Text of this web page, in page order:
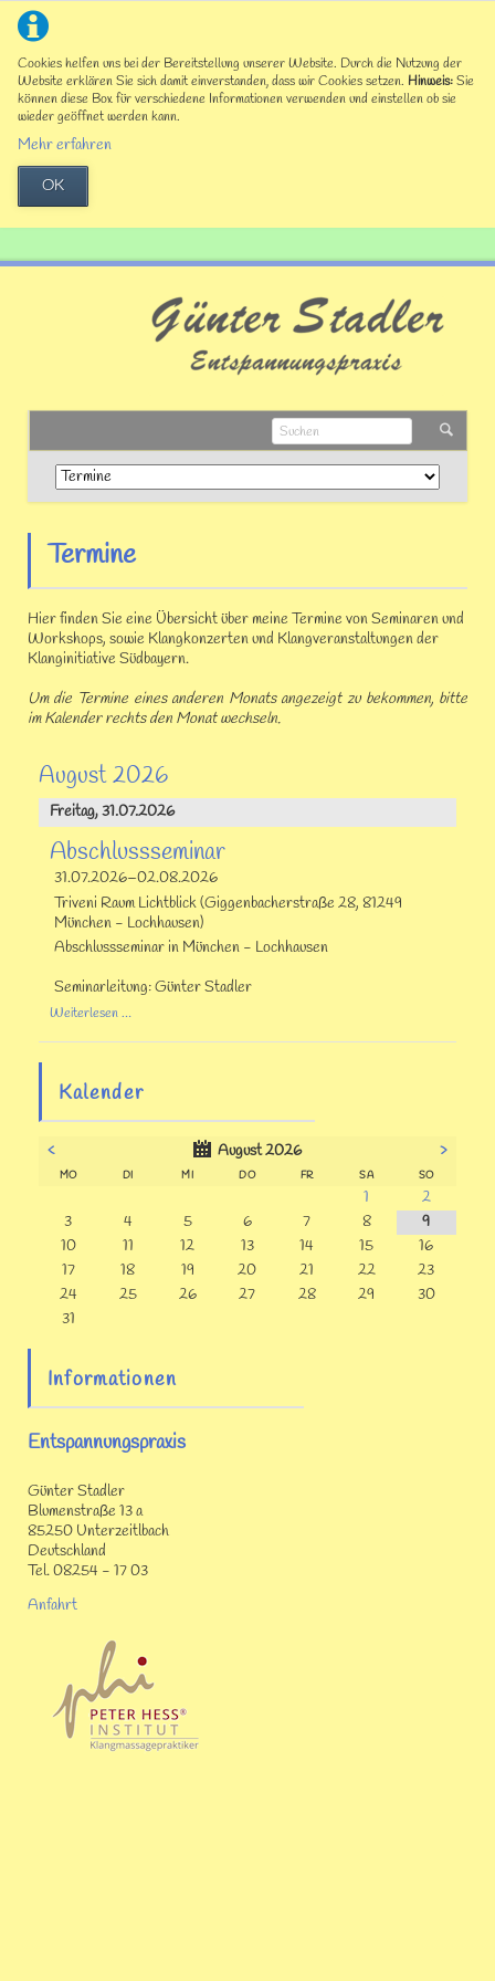
Cookies helfen uns bei der Bereitstellung unserer Website. Durch die Nutzung der
Website erklären Sie sich damit einverstanden, dass wir Cookies setzen. Hinweis:Sie
können diese Box für verschiedene Informationen verwenden und einstellen ob sie
wieder geöffnet werden kann.
Mehr erfahren
OK
Navigation
überspringen
Termine
Hier finden Sie eine Übersicht über meine Termine von Seminaren und
Workshops, sowie Klangkonzerten und Klangveranstaltungen der
Klanginitiative Südbayern.
Um die Termine eines anderen Monats angezeigt zu bekommen, bitte
im Kalender rechts den Monat wechseln.
August 2026
Freitag,31.07.2026
Abschlussseminar
31.07.2026–02.08.2026
Triveni Raum Lichtblick (Giggenbacherstraße 28, 81249
München - Lochhausen)
Abschlussseminar in München - Lochhausen
Seminarleitung: Günter Stadler
Weiterlesen …Abschlussseminar
Kalender
< August 2026 >
MONTAG DI MITTWOCHDONNERSTAG
FR SAMSTAG SONNTAG
1
2
3
4 5 6 7 8
9
10
11 12 13 14 15
16
17
18 19 20 21 22
23
24
25 26 27 28 29
30
31
Informationen
Entspannungspraxis
Günter Stadler
Blumenstraße 13 a
85250 Unterzeitlbach
Deutschland
Tel. 08254 - 17 03
Anfahrt